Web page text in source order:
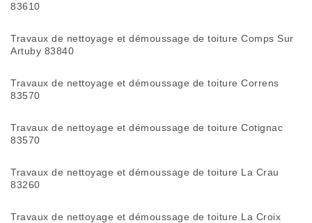
83610
Travaux de nettoyage et démoussage de toiture Comps Sur
Artuby 83840
Travaux de nettoyage et démoussage de toiture Correns
83570
Travaux de nettoyage et démoussage de toiture Cotignac
83570
Travaux de nettoyage et démoussage de toiture La Crau
83260
Travaux de nettoyage et démoussage de toiture La Croix